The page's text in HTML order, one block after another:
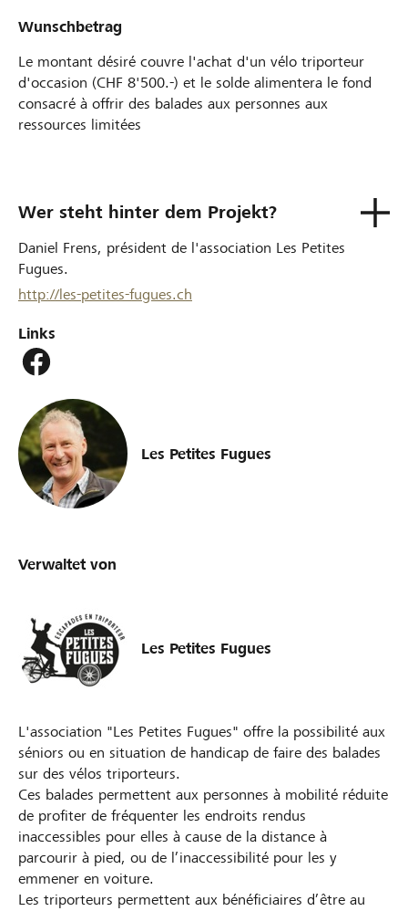
Wunschbetrag
Le montant désiré couvre l'achat d'un vélo triporteur
d'occasion (CHF 8'500.-) et le solde alimentera le fond
consacré à offrir des balades aux personnes aux
ressources limitées
Wer steht hinter dem Projekt?
Daniel Frens, président de l'association Les Petites
Fugues.
http://les-petites-fugues.ch
Links
Les Petites Fugues
Verwaltet von
Les Petites Fugues
L'association "Les Petites Fugues" offre la possibilité aux
séniors ou en situation de handicap de faire des balades
sur des vélos triporteurs.
Ces balades permettent aux personnes à mobilité réduite
de profiter de fréquenter les endroits rendus
inaccessibles pour elles à cause de la distance à
parcourir à pied, ou de l’inaccessibilité pour les y
emmener en voiture.
Les triporteurs permettent aux bénéficiaires d’être au